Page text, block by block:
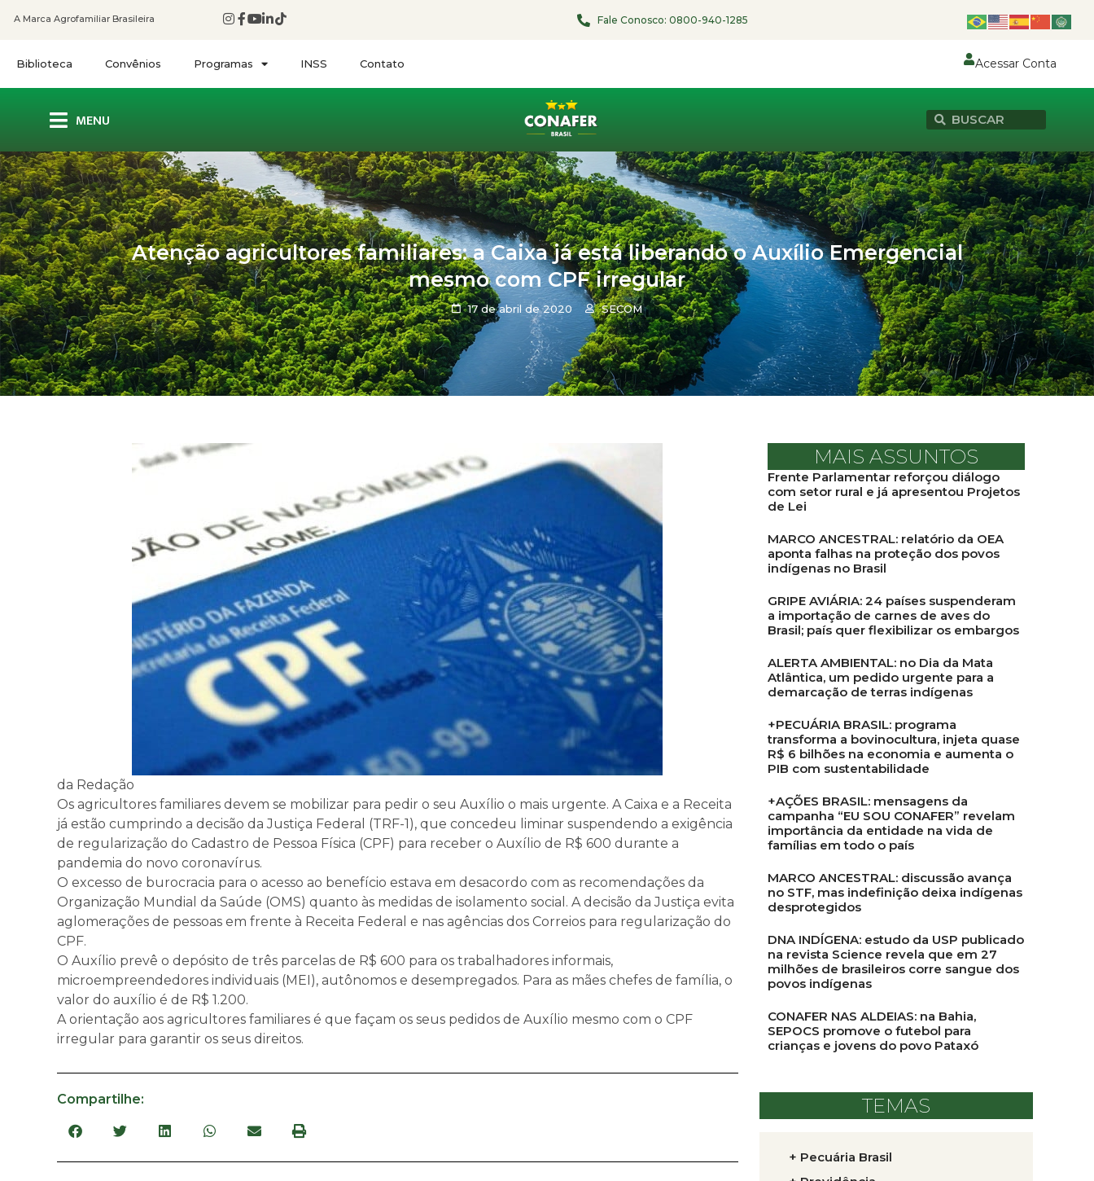
A Marca Agrofamiliar Brasileira Fale Conosco: 0800-940-1285
Biblioteca Convênios Programas INSS Contato Acessar Conta
MENU
Atenção agricultores familiares: a Caixa já está liberando o Auxílio Emergencial
mesmo com CPF irregular
17 de abril de 2020 SECOM
da Redação
Os agricultores familiares devem se mobilizar para pedir o seu Auxílio o mais urgente. A Caixa e a Receita
já estão cumprindo a decisão da Justiça Federal (TRF-1), que concedeu liminar suspendendo a exigência
de regularização do Cadastro de Pessoa Física (CPF) para receber o Auxílio de R$ 600 durante a
pandemia do novo coronavírus.
O excesso de burocracia para o acesso ao benefício estava em desacordo com as recomendações da
Organização Mundial da Saúde (OMS) quanto às medidas de isolamento social. A decisão da Justiça evita
aglomerações de pessoas em frente à Receita Federal e nas agências dos Correios para regularização do
CPF.
O Auxílio prevê o depósito de três parcelas de R$ 600 para os trabalhadores informais,
microempreendedores individuais (MEI), autônomos e desempregados. Para as mães chefes de família, o
valor do auxílio é de R$ 1.200.
A orientação aos agricultores familiares é que façam os seus pedidos de Auxílio mesmo com o CPF
irregular para garantir os seus direitos.
Compartilhe:
MAIS ASSUNTOS
Frente Parlamentar reforçou diálogo
com setor rural e já apresentou Projetos
de Lei
MARCO ANCESTRAL: relatório da OEA
aponta falhas na proteção dos povos
indígenas no Brasil
GRIPE AVIÁRIA: 24 países suspenderam
a importação de carnes de aves do
Brasil; país quer flexibilizar os embargos
ALERTA AMBIENTAL: no Dia da Mata
Atlântica, um pedido urgente para a
demarcação de terras indígenas
+PECUÁRIA BRASIL: programa
transforma a bovinocultura, injeta quase
R$ 6 bilhões na economia e aumenta o
PIB com sustentabilidade
+AÇÕES BRASIL: mensagens da
campanha “EU SOU CONAFER” revelam
importância da entidade na vida de
famílias em todo o país
MARCO ANCESTRAL: discussão avança
no STF, mas indefinição deixa indígenas
desprotegidos
DNA INDÍGENA: estudo da USP publicado
na revista Science revela que em 27
milhões de brasileiros corre sangue dos
povos indígenas
CONAFER NAS ALDEIAS: na Bahia,
SEPOCS promove o futebol para
crianças e jovens do povo Pataxó
TEMAS
+ Pecuária Brasil